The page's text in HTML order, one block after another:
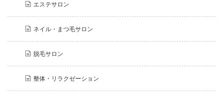
エステサロン
ネイル・まつ毛サロン
脱毛サロン
整体・リラクゼーション